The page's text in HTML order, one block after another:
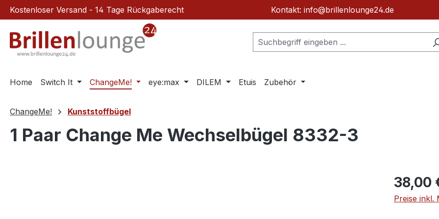
Hauptinhalt springen
Zur Suche springen
Zur Hauptnavigation springen
Kostenloser Versand - 14 Tage Rückgaberecht Kontakt: info@brillenlounge24.de
Home Switch It ChangeMe! eye:max DILEM Etuis Zubehör
ChangeMe! Kunststoffbügel
1 Paar Change Me Wechselbügel 8332-3
Regulärer
38,00
Preise inkl.